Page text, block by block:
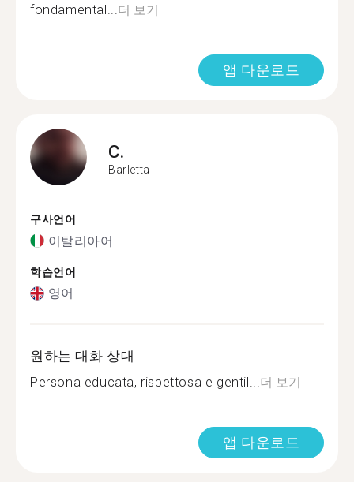
fondamental...더 보기
앱 다운로드
C.
Barletta
구사언어
이탈리아어
학습언어
영어
원하는 대화 상대
Persona educata, rispettosa e gentil...더 보기
앱 다운로드